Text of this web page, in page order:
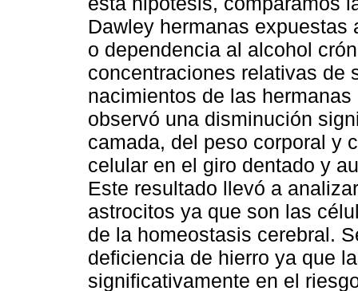
Dawley hermanas
o dependencia al alcohol
concentraciones relativas de
nacimientos de las
observó una disminución
camada, del peso corporal y
celular en el giro dentado y
Este resultado llevó a
astrocitos ya que son las
de la homeostasis cerebral.
deficiencia de hierro ya que
significativamente en el